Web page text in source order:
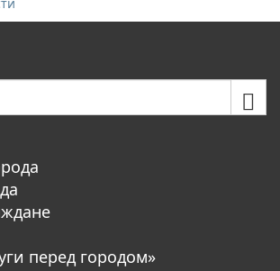
перед городом»